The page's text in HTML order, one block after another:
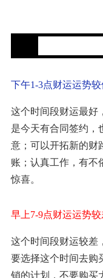
下午1-3点财运运势较
这个时间段财运最好
是今天有合同签约，
意；可以开拓新的财
账；认真工作，有不
惊喜。
早上7-9点财运运势较
这个时间段财运较差
要选择这个时间去购
销的计划，不要购买